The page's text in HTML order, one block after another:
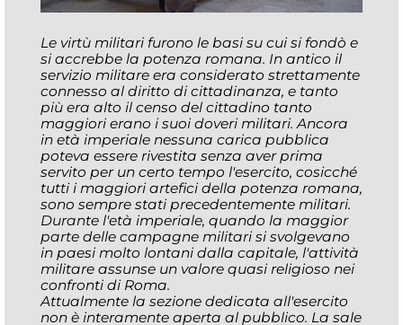
Le virtù militari furono le basi su cui si fondò e
si accrebbe la potenza romana. In antico il
servizio militare era considerato strettamente
connesso al diritto di cittadinanza, e tanto
più era alto il censo del cittadino tanto
maggiori erano i suoi doveri militari. Ancora
in età imperiale nessuna carica pubblica
poteva essere rivestita senza aver prima
servito per un certo tempo l'esercito, cosicché
tutti i maggiori artefici della potenza romana,
sono sempre stati precedentemente militari.
Durante l'età imperiale, quando la maggior
parte delle campagne militari si svolgevano
in paesi molto lontani dalla capitale, l'attività
militare assunse un valore quasi religioso nei
confronti di Roma.
Attualmente la sezione dedicata all'esercito
non è interamente aperta al pubblico. La sale